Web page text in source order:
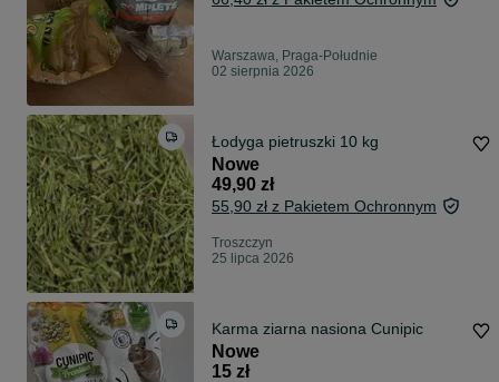
Warszawa, Praga-Południe
02 sierpnia 2026
Łodyga pietruszki 10 kg
Nowe
49,90 zł
55,90 zł z Pakietem Ochronnym
Troszczyn
25 lipca 2026
Karma ziarna nasiona Cunipic
Nowe
15 zł